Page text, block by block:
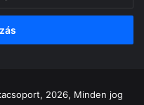
2026, Minden jog